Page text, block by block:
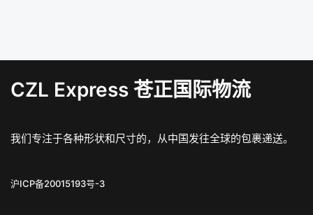
CZL Express 苍正国际物流
我们专注于各种形状和尺寸的，从中国发往全球的包裹递送。
沪ICP备20015193号-3